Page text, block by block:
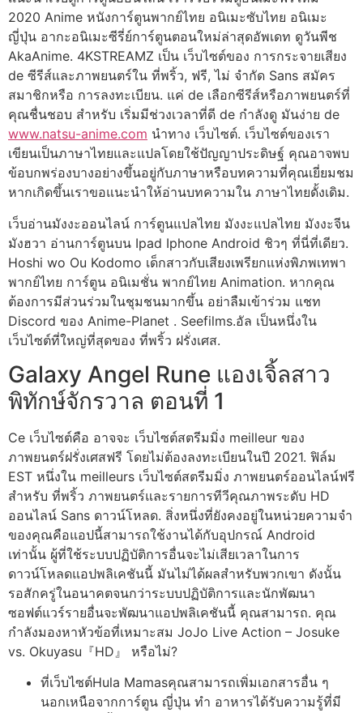
2020 Anime หนังการ์ตูนพากย์ไทย อนิเมะซับไทย อนิเมะ
ญี่ปุ่น อากะอนิเมะซีรี่ย์การ์ตูนตอนใหม่ล่าสุดอัพเดท ดูวันพีช
AkaAnime. 4KSTREAMZ เป็น เว็บไซต์ของ การกระจายเสียง
de ซีรีส์และภาพยนตร์ใน ที่พริ้ว, ฟรี, ไม่ จำกัด Sans สมัคร
สมาชิกหรือ การลงทะเบียน. แค่ de เลือกซีรีส์หรือภาพยนตร์ที่
คุณชื่นชอบ สำหรับ เริ่มมีช่วงเวลาที่ดี de กำลังดู มันง่าย de
www.natsu-anime.com นำทาง เว็บไซต์. เว็บไซต์ของเรา
เขียนเป็นภาษาไทยและแปลโดยใช้ปัญญาประดิษฐ์ คุณอาจพบ
ข้อบกพร่องบางอย่างขึ้นอยู่กับภาษาหรือบทความที่คุณเยี่ยมชม
หากเกิดขึ้นเราขอแนะนำให้อ่านบทความใน ภาษาไทยดั้งเดิม.
เว็บอ่านมังงะออนไลน์ การ์ตูนแปลไทย มังงะแปลไทย มังงะจีน
มังฮวา อ่านการ์ตูนบน Ipad Iphone Android ชิวๆ ที่นี่ที่เดียว.
Hoshi wo Ou Kodomo เด็กสาวกับเสียงเพรียกแห่งพิภพเทพา
พากย์ไทย การ์ตูน อนิเมชั่น พากย์ไทย Animation. หากคุณ
ต้องการมีส่วนร่วมในชุมชนมากขึ้น อย่าลืมเข้าร่วม แชท
Discord ของ Anime-Planet . Seefilms.อัล เป็นหนึ่งใน
เว็บไซต์ที่ใหญ่ที่สุดของ ที่พริ้ว ฝรั่งเศส.
Galaxy Angel Rune แองเจิ้ลสาว
พิทักษ์จักรวาล ตอนที่ 1
Ce เว็บไซต์คือ อาจจะ เว็บไซต์สตรีมมิ่ง meilleur ของ
ภาพยนตร์ฝรั่งเศสฟรี โดยไม่ต้องลงทะเบียนในปี 2021. ฟิล์ม
EST หนึ่งใน meilleurs เว็บไซต์สตรีมมิ่ง ภาพยนตร์ออนไลน์ฟรี
สำหรับ ที่พริ้ว ภาพยนตร์และรายการทีวีคุณภาพระดับ HD
ออนไลน์ Sans ดาวน์โหลด. สิ่งหนึ่งที่ยังคงอยู่ในหน่วยความจำ
ของคุณคือแอปนี้สามารถใช้งานได้กับอุปกรณ์ Android
เท่านั้น ผู้ที่ใช้ระบบปฏิบัติการอื่นจะไม่เสียเวลาในการ
ดาวน์โหลดแอปพลิเคชันนี้ มันไม่ได้ผลสำหรับพวกเขา ดังนั้น
รอสักครู่ในอนาคตจนกว่าระบบปฏิบัติการและนักพัฒนา
ซอฟต์แวร์รายอื่นจะพัฒนาแอปพลิเคชันนี้ คุณสามารถ. คุณ
กำลังมองหาหัวข้อที่เหมาะสม JoJo Live Action – Josuke
vs. Okuyasu『HD』 หรือไม่?
ที่เว็บไซต์Hula Mamasคุณสามารถเพิ่มเอกสารอื่น ๆ
นอกเหนือจากการ์ตูน ญี่ปุ่น ทำ อาหารได้รับความรู้ที่มี